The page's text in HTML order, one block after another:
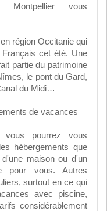
Montpellier vous
région Occitanie qui
cet été. Une
partie du patrimoine
le pont du Gard,
du Midi…
de vacances
vous pourrez vous
hébergements que
maison ou d'un
pour vous. Autres
surtout en ce qui
avec piscine,
considérablement